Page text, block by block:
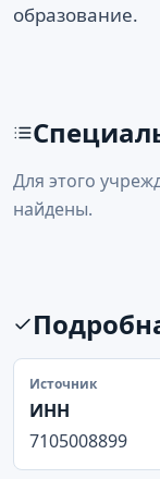
образование.
Для этого
найдены.
Источник
ИНН
7105008899